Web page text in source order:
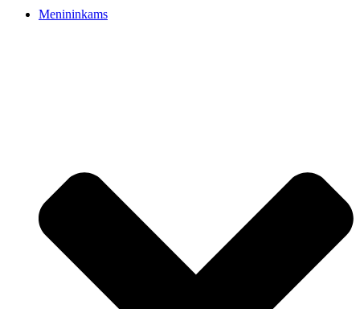
Menininkams